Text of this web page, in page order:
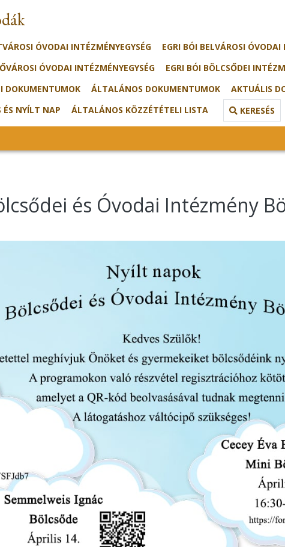
ÓVODAI INTÉZMÉNYEGYSÉG
EGRI BÓI BELVÁROSI ÓVODAI
ÓVODAI INTÉZMÉNYEGYSÉG
EGRI BÓI BÖLCSŐDEI
DOKUMENTUMOK
ÁLTALÁNOS DOKUMENTUMOK
AKTUÁLIS
ÉS NYÍLT NAP
ÁLTALÁNOS KÖZZÉTÉTELI LISTA KERESÉS
és Óvodai Intézmény